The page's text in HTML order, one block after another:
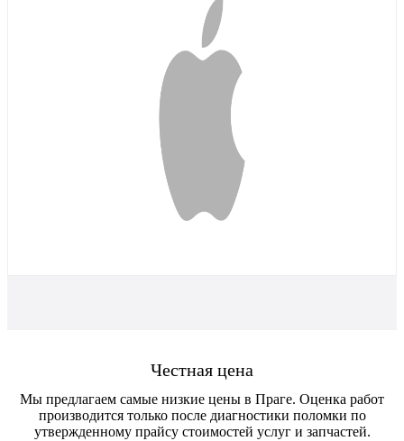
Честная цена
Мы предлагаем самые низкие цены в Праге. Оценка работ
производится только после диагностики поломки по
утвержденному прайсу стоимостей услуг и запчастей.